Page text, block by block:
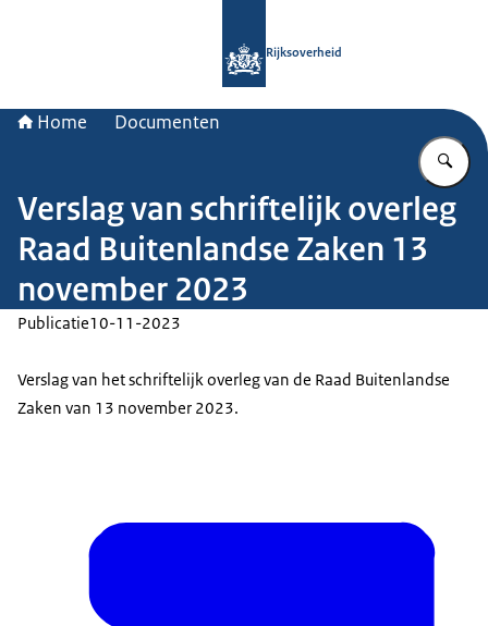
Rijksoverheid
Home Documenten
Verslag van schriftelijk overleg
Raad Buitenlandse Zaken 13
november 2023
Publicatie10-11-2023
Verslag van het schriftelijk overleg van de Raad Buitenlandse
Zaken van 13 november 2023.